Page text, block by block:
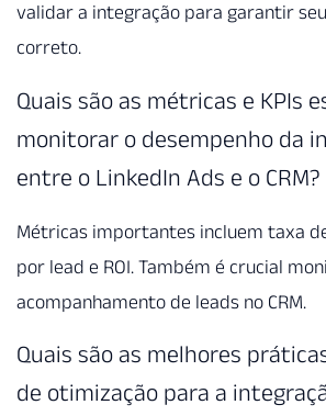
validar a integração para garantir
correto.
Quais são as métricas e KPIs
monitorar o desempenho da
entre o LinkedIn Ads e o CRM?
Métricas importantes incluem taxa
por lead e ROI. Também é crucial
acompanhamento de leads no CRM.
Quais são as melhores
de otimização para a